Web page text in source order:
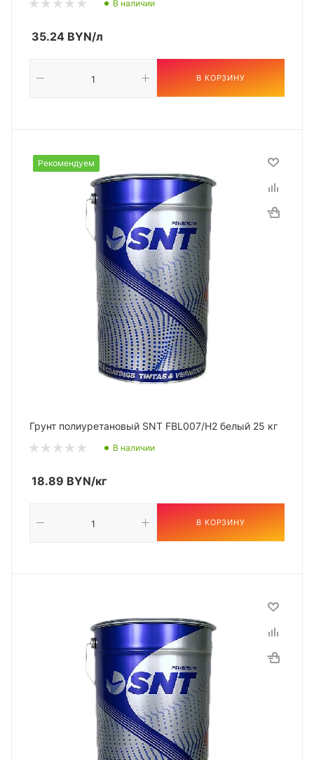
В наличии
35.24 BYN/л
В КОРЗИНУ
Рекомендуем
Грунт полиуретановый SNT FBL007/H2 белый 25 кг
В наличии
18.89 BYN/кг
В КОРЗИНУ